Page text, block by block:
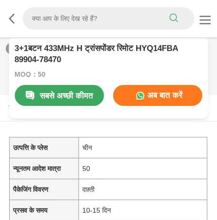
/0
3+1बटन 433MHz H ट्रांसपोंडर रिमोट HYQ14FBA
89904-78470
MOQ：50
सबसे अच्छी कीमत
अब बात करें
उत्पाद विवरण
उत्पत्ति के प्लेस चीन
न्यूनतम आदेश मात्रा 50
पैकेजिंग विवरण दफ़्ती
प्रसव के समय 10-15 दिन